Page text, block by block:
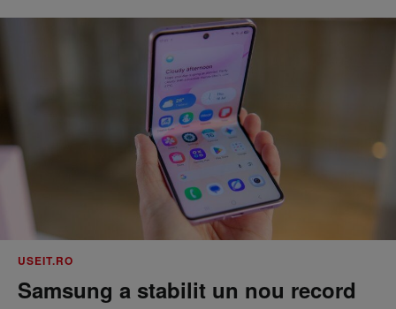
USEIT.RO
Samsung a stabilit un nou record